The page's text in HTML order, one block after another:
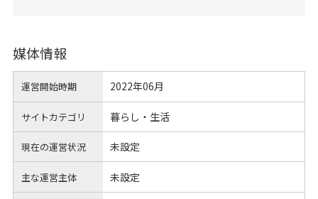
媒体情報
運営開始時期 2022年06月
サイトカテゴリ 暮らし・生活
現在の運営状況 未設定
主な運営主体 未設定